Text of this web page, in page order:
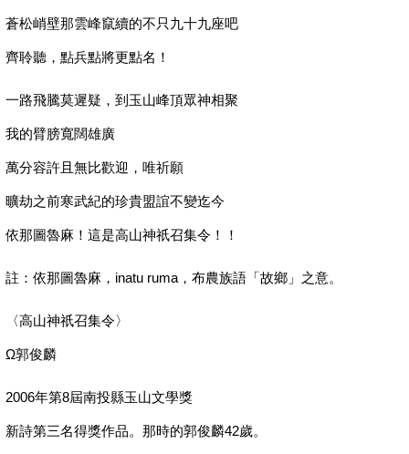
蒼松峭壁那雲峰竄續的不只九十九座吧
齊聆聽，點兵點將更點名！
一路飛騰莫遲疑，到玉山峰頂眾神相聚
我的臂膀寬闊雄廣
萬分容許且無比歡迎，唯祈願
曠劫之前寒武紀的珍貴盟誼不變迄今
依那圖魯麻！這是高山神祇召集令！！
註：依那圖魯麻，inatu ruma，布農族語「故鄉」之意。
〈高山神祇召集令〉
Ω郭俊麟
2006年第8屆南投縣玉山文學獎
新詩第三名得獎作品。那時的郭俊麟42歲。